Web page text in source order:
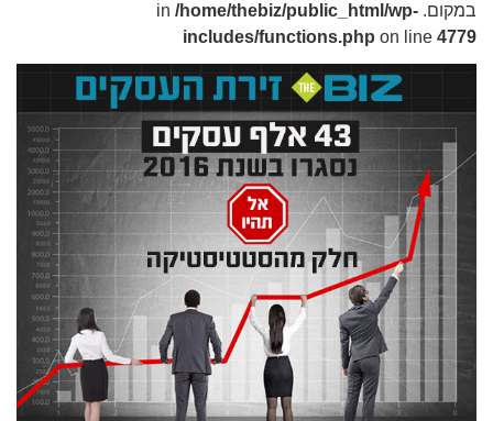
במקום. in /home/thebiz/public_html/wp-
includes/functions.php on line 4779